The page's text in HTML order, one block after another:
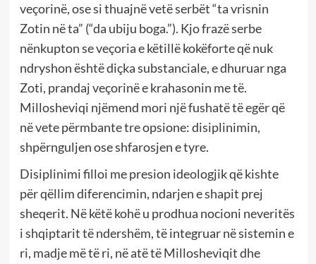
veçorinë, ose si thuajnë vetë serbët “ta vrisnin
Zotin në ta” (“da ubiju boga.”). Kjo frazë serbe
nënkupton se veçoria e këtillë kokëforte që nuk
ndryshon është diçka substanciale, e dhuruar nga
Zoti, prandaj veçorinë e krahasonin me të.
Millosheviqi njëmend mori një fushatë të egër që
në vete përmbante tre opsione: disiplinimin,
shpërnguljen ose shfarosjen e tyre.
Disiplinimi filloi me presion ideologjik që kishte
për qëllim diferencimin, ndarjen e shapit prej
sheqerit. Në këtë kohë u prodhua nocioni neveritës
i shqiptarit të ndershëm, të integruar në sistemin e
ri, madje më të ri, në atë të Millosheviqit dhe